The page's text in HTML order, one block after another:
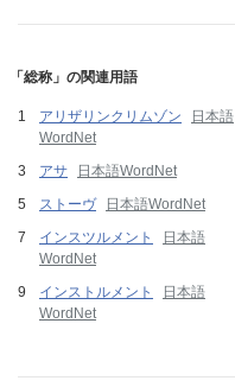
「総称」の関連用語
アリザリンクリムゾン
日本語
WordNet
アサ
日本語WordNet
ストーヴ
日本語WordNet
インスツルメント
日本語
WordNet
インストルメント
日本語
WordNet